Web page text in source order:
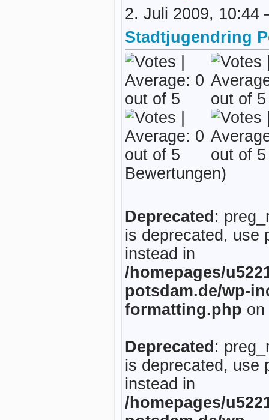
2. Juli 2009,
Stadtjugendring
Bewertungen)
Deprecated :
is deprecated, use
instead in
/homepages/
potsdam.de/wp-
formatting.php
Deprecated :
is deprecated, use
instead in
/homepages/